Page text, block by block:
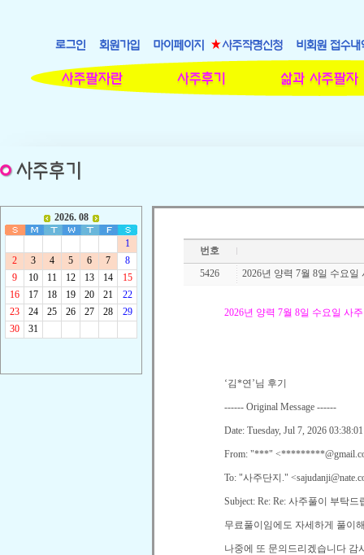
번호
5426
2026년 양력 7월 8일 수요일
2026년 양력 7월 8일 수요일 사
‘김*연 ’님 후기
------ Original Message ------
Date: Tuesday, Jul 7, 2026
From: "***"
To: "사주단지 ."
Subject: Re: Re: 사주풀이 부탁드
무료풀이임에도 자세하게 풀이
나중에 또 문의드리겠습니다 감